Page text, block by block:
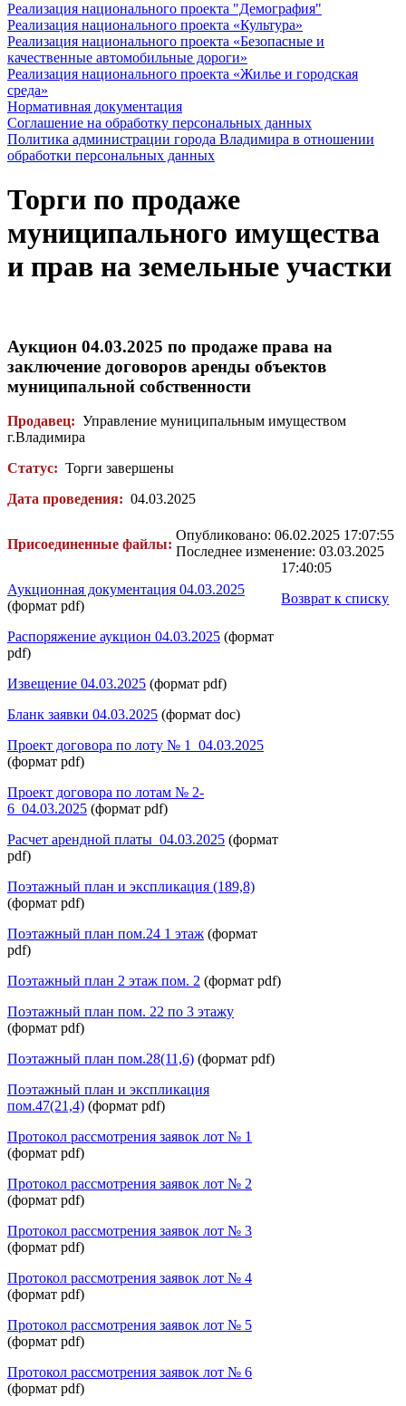
Реализация национального проекта "Демография"
Реализация национального проекта «Культура»
Реализация национального проекта «Безопасные и
качественные автомобильные дороги»
Реализация национального проекта «Жилье и городская
среда»
Нормативная документация
Соглашение на обработку персональных данных
Политика администрации города Владимира в отношении
обработки персональных данных
Торги по продаже
муниципального имущества
и прав на земельные участки
Аукцион 04.03.2025 по продаже права на
заключение договоров аренды объектов
муниципальной собственности
Продавец: Управление муниципальным имуществом
г.Владимира
Статус: Торги завершены
Дата проведения: 04.03.2025
Присоединенные файлы:
Аукционная документация 04.03.2025
(формат pdf)
Распоряжение аукцион 04.03.2025 (формат
pdf)
Извещение 04.03.2025 (формат pdf)
Бланк заявки 04.03.2025 (формат doc)
Проект договора по лоту № 1_04.03.2025
(формат pdf)
Проект договора по лотам № 2-
6_04.03.2025 (формат pdf)
Расчет арендной платы_04.03.2025 (формат
pdf)
Поэтажный план и экспликация (189,8)
(формат pdf)
Поэтажный план пом.24 1 этаж (формат
pdf)
Поэтажный план 2 этаж пом. 2 (формат pdf)
Поэтажный план пом. 22 по 3 этажу
(формат pdf)
Поэтажный план пом.28(11,6) (формат pdf)
Поэтажный план и экспликация
пом.47(21,4) (формат pdf)
Протокол рассмотрения заявок лот № 1
(формат pdf)
Протокол рассмотрения заявок лот № 2
(формат pdf)
Протокол рассмотрения заявок лот № 3
(формат pdf)
Протокол рассмотрения заявок лот № 4
(формат pdf)
Протокол рассмотрения заявок лот № 5
(формат pdf)
Протокол рассмотрения заявок лот № 6
(формат pdf)
Опубликовано: 06.02.2025 17:07:55
Последнее изменение: 03.03.2025
17:40:05
Возврат к списку